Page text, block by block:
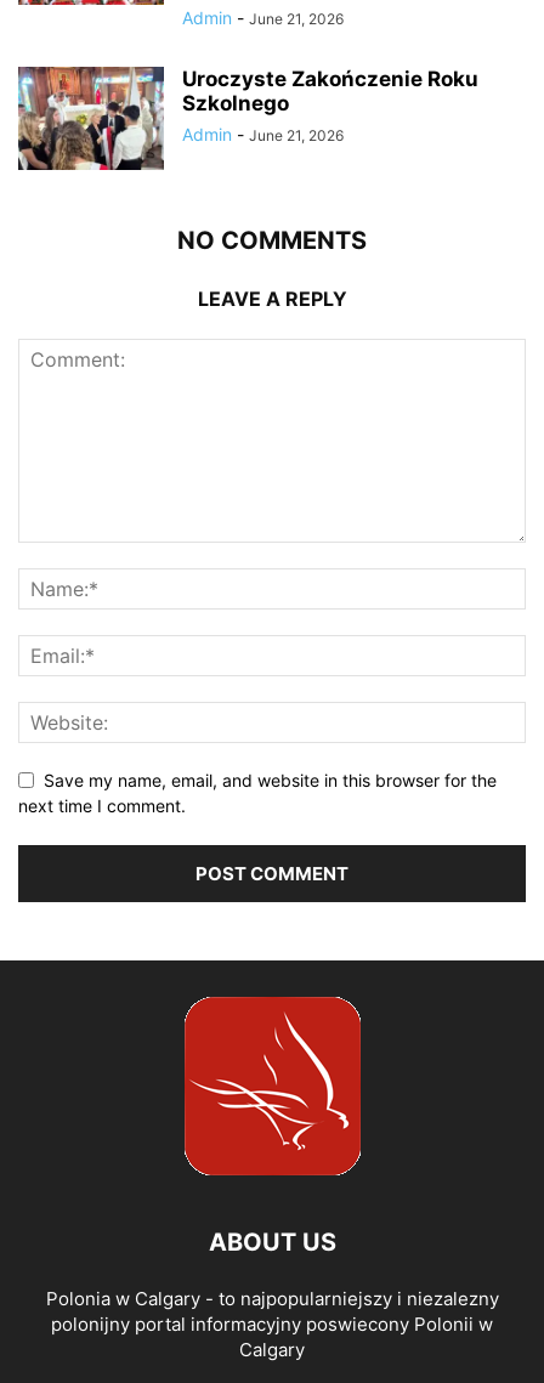
Admin - June 21, 2026
Uroczyste Zakończenie Roku
Szkolnego
Admin - June 21, 2026
NO COMMENTS
LEAVE A REPLY
Save my name, email, and website in this browser for the
next time I comment.
ABOUT US
Polonia w Calgary - to najpopularniejszy i niezalezny
polonijny portal informacyjny poswiecony Polonii w
Calgary